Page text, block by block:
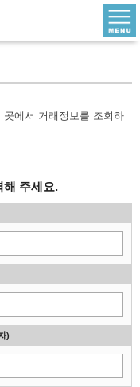
에서 거래정보를 조회하
해 주세요.
)